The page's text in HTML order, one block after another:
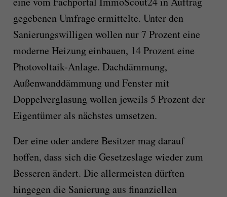
gegebenen Umfrage ermittelte. Unter den
Sanierungswilligen wollen nur 7 Prozent eine
moderne Heizung einbauen, 14 Prozent eine
Photovoltaik-Anlage. Dachdämmung,
Außenwanddämmung und Fenster mit
Doppelverglasung wollen jeweils 5 Prozent der
Eigentümer als nächstes umsetzen.
Der eine oder andere Besitzer mag darauf
hoffen, dass sich die Gesetzeslage wieder zum
Besseren ändert. Die allermeisten dürften
hingegen die Sanierung aus finanziellen